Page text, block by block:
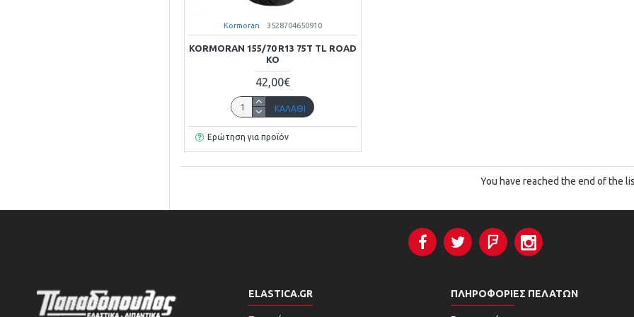
Kormoran 3528704650910
KORMORAN 155/70 R13 75T TL ROAD
KO
42,00€
ΚΑΛΆΘΙ
Ερώτηση για προϊόν
You have reached the end of the
ELASTICA.GR ΠΛΗΡΟΦΟΡΊΕΣ ΠΕΛΑΤΏΝ